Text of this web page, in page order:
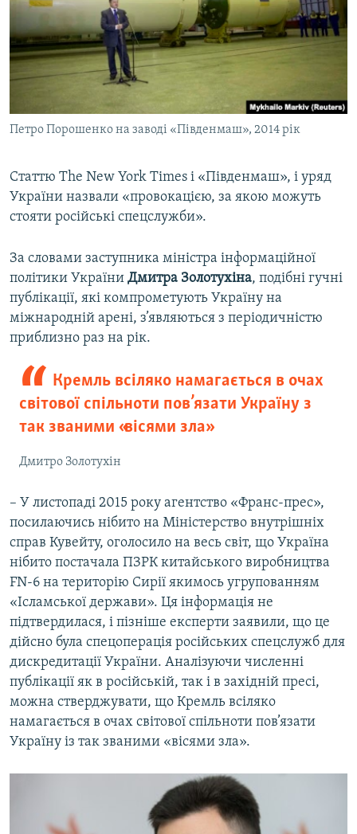
Петро Порошенко на заводі «Південмаш», 2014 рік
​Статтю The New York Times і «Південмаш», і уряд
України назвали «провокацією, за якою можуть
стояти російські спецслужби».
За словами заступника міністра інформаційної
політики України Дмитра Золотухіна, подібні гучні
публікації, які компрометують Україну на
міжнародній арені, з’являються з періодичністю
приблизно раз на рік.
Кремль всіляко намагається в очах
світової спільноти пов’язати Україну з
так званими «вісями зла»
Дмитро Золотухін
– У листопаді 2015 року агентство «Франс-прес»,
посилаючись нібито на Міністерство внутрішніх
справ Кувейту, оголосило на весь світ, що Україна
нібито постачала ПЗРК китайського виробництва
FN-6 на територію Сирії якимось угрупованням
«Ісламської держави». Ця інформація не
підтвердилася, і пізніше експерти заявили, що це
дійсно була спецоперація російських спецслужб для
дискредитації України. Аналізуючи численні
публікації як в російській, так і в західній пресі,
можна стверджувати, що Кремль всіляко
намагається в очах світової спільноти пов’язати
Україну із так званими «вісями зла».